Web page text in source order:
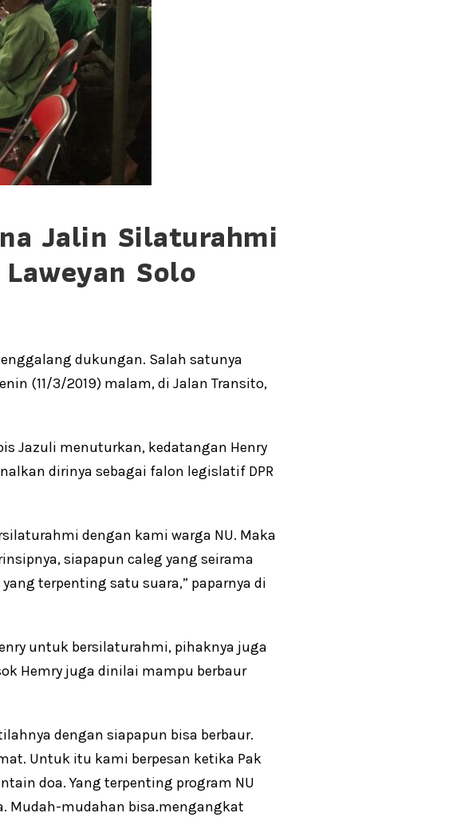
Jalin Silaturahmi
Solo
dukungan. Salah satunya
(11/3/2019) malam, di Jalan Transito,
Jazuli menuturkan, kedatangan Henry
dirinya sebagai falon legislatif DPR
dengan kami warga NU. Maka
siapapun caleg yang seirama
terpenting satu suara,” paparnya di
untuk bersilaturahmi, pihaknya juga
Hemry juga dinilai mampu berbaur
dengan siapapun bisa berbaur.
Untuk itu kami berpesan ketika Pak
doa. Yang terpenting program NU
Mudah-mudahan bisa.mengangkat